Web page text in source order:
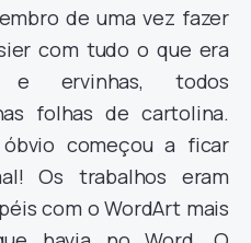
de uma vez fazer
com tudo o que era
e ervinhas, todos
folhas de cartolina.
começou a ficar
Os trabalhos eram
com o WordArt mais